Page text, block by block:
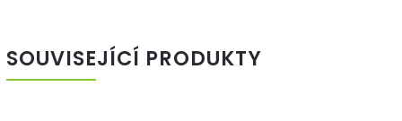
SOUVISEJÍCÍ PRODUKTY